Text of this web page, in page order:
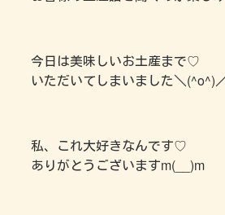
今日は美味しいお土産まで♡
いただいてしまいました＼(^o^)
私、これ大好きなんです♡
ありがとうございますm(__)m